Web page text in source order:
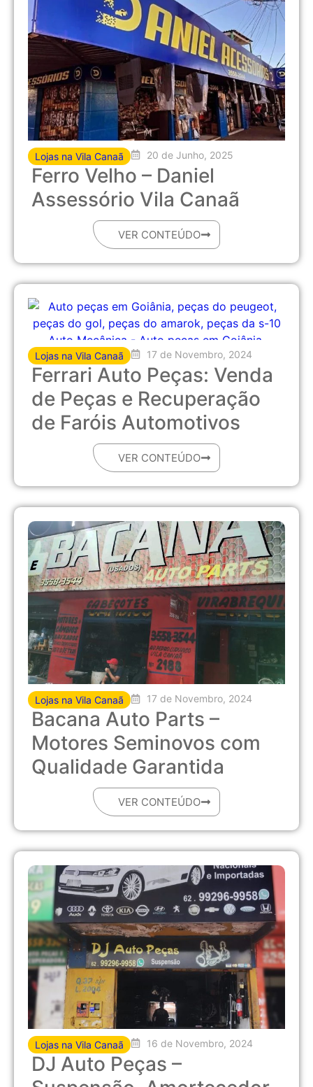
Lojas na Vila Canaã 20 de Junho, 2025
Ferro Velho – Daniel
Assessório Vila Canaã
VER CONTEÚDO
Lojas na Vila Canaã 17 de Novembro, 2024
Ferrari Auto Peças: Venda
de Peças e Recuperação
de Faróis Automotivos
VER CONTEÚDO
Lojas na Vila Canaã 17 de Novembro, 2024
Bacana Auto Parts –
Motores Seminovos com
Qualidade Garantida
VER CONTEÚDO
Lojas na Vila Canaã 16 de Novembro, 2024
DJ Auto Peças –